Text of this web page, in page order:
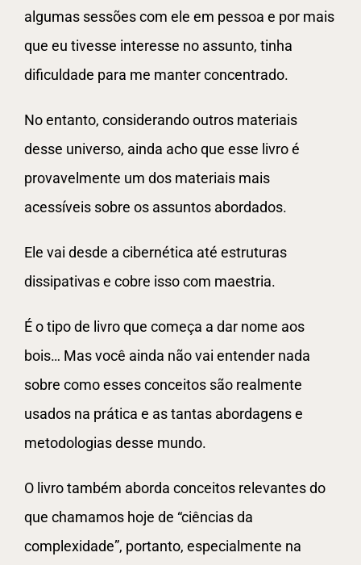
algumas sessões com ele em pessoa e por mais
que eu tivesse interesse no assunto, tinha
dificuldade para me manter concentrado.
No entanto, considerando outros materiais
desse universo, ainda acho que esse livro é
provavelmente um dos materiais mais
acessíveis sobre os assuntos abordados.
Ele vai desde a cibernética até estruturas
dissipativas e cobre isso com maestria.
É o tipo de livro que começa a dar nome aos
bois… Mas você ainda não vai entender nada
sobre como esses conceitos são realmente
usados na prática e as tantas abordagens e
metodologias desse mundo.
O livro também aborda conceitos relevantes do
que chamamos hoje de “ciências da
complexidade”, portanto, especialmente na